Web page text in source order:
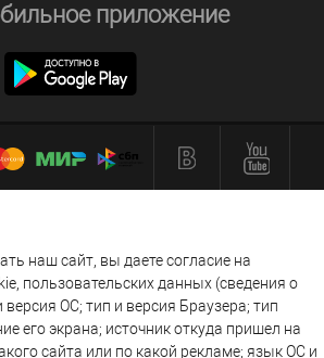
приложение
наш сайт, вы даете согласие на
пользовательских данных (сведения о
ОС; тип и версия Браузера; тип
его экрана; источник откуда пришел на
сайта или по какой рекламе; язык ОС и